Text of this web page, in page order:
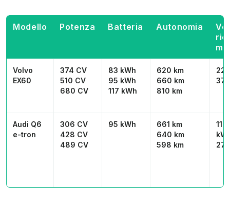
Modello Potenza Batteria Autonomia
Volvo
EX60
374 CV
510 CV
680 CV
83 kWh
95 kWh
117 kWh
620 km
660 km
810 km
22
Audi Q6
e-tron
306 CV
428 CV
489 CV
95 kWh
661 km
640 km
598 km
11
kW